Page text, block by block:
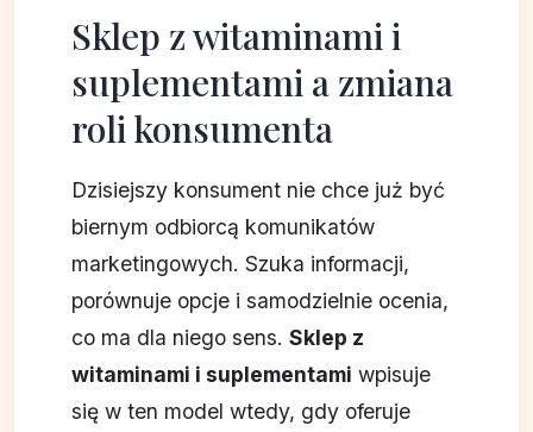
Sklep z witaminami i
suplementami a zmiana
roli konsumenta
Dzisiejszy konsument nie chce już być
biernym odbiorcą komunikatów
marketingowych. Szuka informacji,
porównuje opcje i samodzielnie ocenia,
co ma dla niego sens. Sklep z
witaminami i suplementami wpisuje
się w ten model wtedy, gdy oferuje